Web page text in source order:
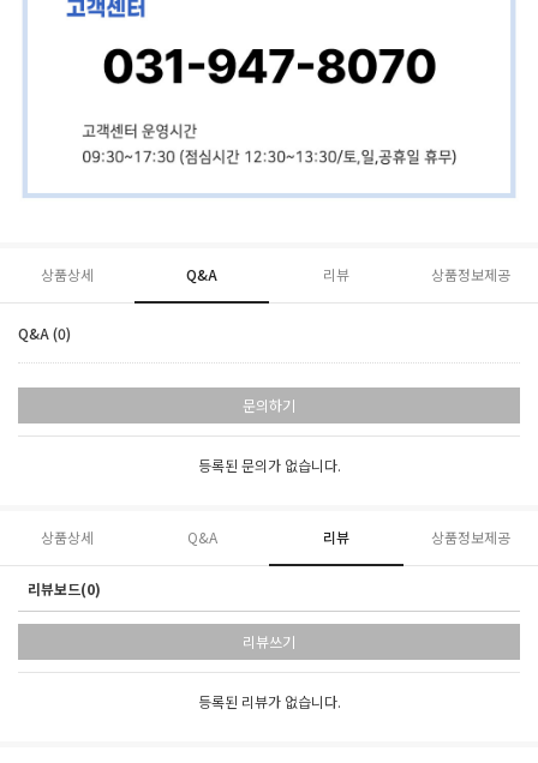
상품상세 Q&A 리뷰 상품정보제공
Q&A (0)
문의하기
등록된 문의가 없습니다.
상품상세 Q&A 리뷰 상품정보제공
리뷰보드(0)
리뷰쓰기
등록된 리뷰가 없습니다.